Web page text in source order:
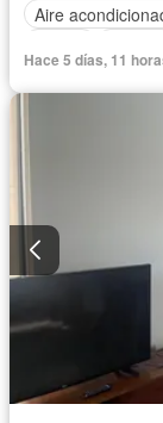
Aire
Conserje
Hace 5 días, 11